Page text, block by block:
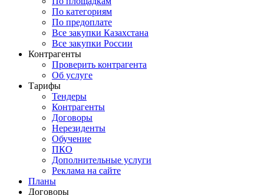
По категориям
По предоплате
Все закупки Казахстана
Все закупки России
Контрагенты
Проверить контрагента
Об услуге
Тарифы
Тендеры
Контрагенты
Договоры
Нерезиденты
Обучение
ПКО
Дополнительные услуги
Реклама на сайте
Планы
Договоры